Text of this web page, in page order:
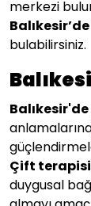
merkezi
Balıkesir
bulabilirsiniz.
Balıkesir
Çift terapisi
duygusal